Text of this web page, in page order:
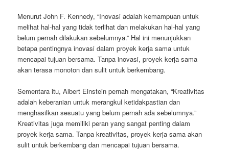
Menurut John F. Kennedy, “Inovasi adalah kemampuan untuk
melihat hal-hal yang tidak terlihat dan melakukan hal-hal yang
belum pernah dilakukan sebelumnya.” Hal ini menunjukkan
betapa pentingnya inovasi dalam proyek kerja sama untuk
mencapai tujuan bersama. Tanpa inovasi, proyek kerja sama
akan terasa monoton dan sulit untuk berkembang.
Sementara itu, Albert Einstein pernah mengatakan, “Kreativitas
adalah keberanian untuk merangkul ketidakpastian dan
menghasilkan sesuatu yang belum pernah ada sebelumnya.”
Kreativitas juga memiliki peran yang sangat penting dalam
proyek kerja sama. Tanpa kreativitas, proyek kerja sama akan
sulit untuk berkembang dan mencapai tujuan bersama.